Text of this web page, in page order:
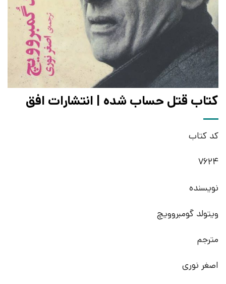
کتاب قتل حساب شده | انتشارات افق
کد کتاب
7624
نویسنده
ویتولد گومبروویچ
مترجم
اصغر نوری